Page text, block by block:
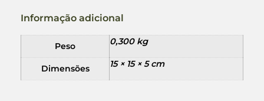
Informação adicional
Peso 0,300 kg
Dimensões 15 × 15 × 5 cm